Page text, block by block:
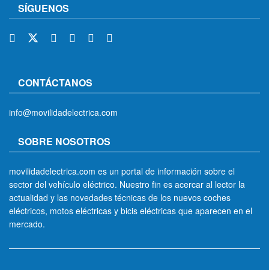
SÍGUENOS
CONTÁCTANOS
info@movilidadelectrica.com
SOBRE NOSOTROS
movilidadelectrica.com es un portal de información sobre el
sector del vehículo eléctrico. Nuestro fin es acercar al lector la
actualidad y las novedades técnicas de los nuevos coches
eléctricos, motos eléctricas y bicis eléctricas que aparecen en el
mercado.